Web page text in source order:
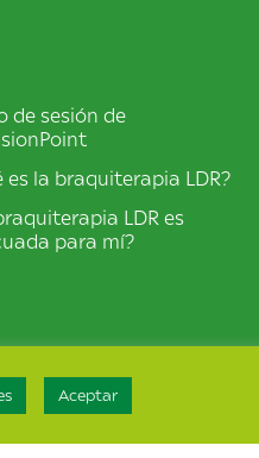
de sesión de
es la braquiterapia LDR?
LDR es
para mí?
Aceptar